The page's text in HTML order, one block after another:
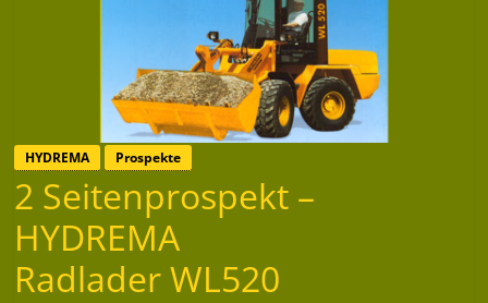
HYDREMA Prospekte
2 Seitenprospekt –
HYDREMA
Radlader WL520